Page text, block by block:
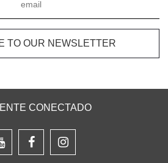
CONECTADO